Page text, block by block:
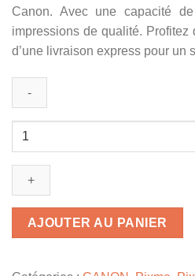
Canon. Avec une capacité
impressions de qualité. Profitez
d’une livraison express pour un
quantité
6384B001
BK
cartouche
AJOUTER AU PANIER